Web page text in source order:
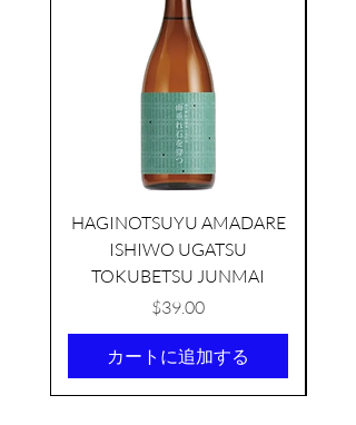
HAGINOTSUYU AMADARE
ISHIWO UGATSU
TOKUBETSU JUNMAI
価格
$39.00
カートに追加する